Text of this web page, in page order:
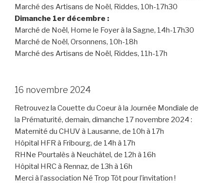
Marché des Artisans de Noël, Riddes, 10h-17h30
Dimanche 1er décembre :
Marché de Noël, Home le Foyer à la Sagne, 14h-17h30
Marché de Noël, Orsonnens, 10h-18h
Marché des Artisans de Noël, Riddes, 11h-17h
16 novembre 2024
Retrouvez la Couette du Coeur à la Journée Mondiale de
la Prématurité, demain, dimanche 17 novembre 2024 :
Maternité du CHUV à Lausanne, de 10h à 17h
Hôpital HFR à Fribourg, de 14h à 17h
RHNe Pourtalès à Neuchâtel, de 12h à 16h
Hôpital HRC à Rennaz, de 13h à 16h
Merci à l’association Né Trop Tôt pour l’invitation !